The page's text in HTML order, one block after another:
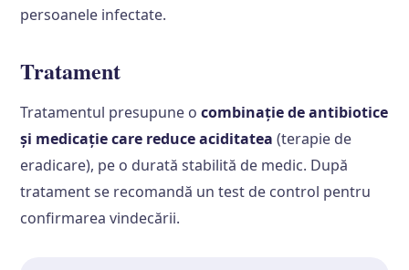
persoanele infectate.
Tratament
Tratamentul presupune ocombinație de antibiotice
și medicație care reduce aciditatea (terapie de
eradicare), pe o durată stabilită de medic. După
tratament se recomandă un test de control pentru
confirmarea vindecării.